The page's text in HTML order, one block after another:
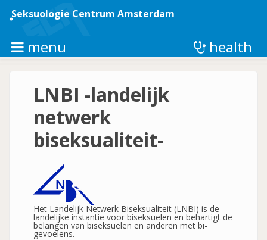
naar
gaan
Seksuologie Centrum Amsterdam
menu health
LNBI -landelijk
netwerk
biseksualiteit-
Het Landelijk Netwerk Biseksualiteit (LNBI) is de
landelijke instantie voor biseksuelen en behartigt de
belangen van biseksuelen en anderen met bi-
gevoelens.